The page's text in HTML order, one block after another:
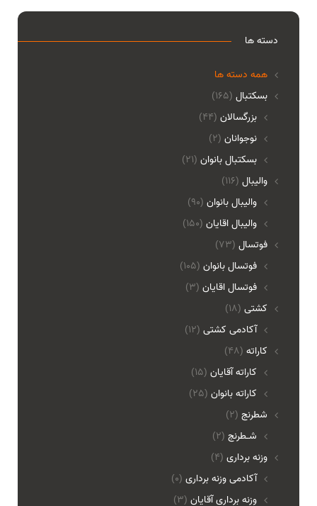
دسته ها
همه دسته ها
(165) بسکتبال
بزرگسالان (44)
نوجوانان (2)
بسکتبال بانوان (21)
(116) والیبال
واليبال بانوان (90)
واليبال اقايان (150)
(73) فوتسال
فوتسال بانوان (105)
فوتسال اقايان (3)
(18) کشتی
آکادمی کشتی (12)
(48) کاراته
کاراته آقایان (15)
کاراته بانوان (25)
(2) شطرنج
شـطرنج (2)
(4) وزنه برداری
آکادمی وزنه برداری (0)
وزنه برداری آقایان (3)